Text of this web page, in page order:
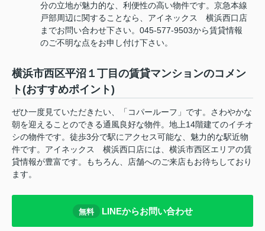
分の立地が魅力的な、利便性の高い物件です。京急本線
戸部周辺に関することなら、アイネックス 横浜西口店
までお問い合わせ下さい。045-577-9503から賃貸情報
のご不明な点をお申し付け下さい。
横浜市西区平沼１丁目の賃貸マンションのコメン
ト(おすすめポイント)
ぜひ一度見ていただきたい、「コパールーフ」です。さわやかな
朝を迎えることのできる通風良好な物件。地上14階建てのイチオ
シの物件です。徒歩3分で駅にアクセス可能な、魅力的な駅近物
件です。アイネックス 横浜西口店には、横浜市西区エリアの賃
貸情報が豊富です。もちろん、店舗へのご来店もお待ちしており
ます。
無料 LINEからお問い合わせ